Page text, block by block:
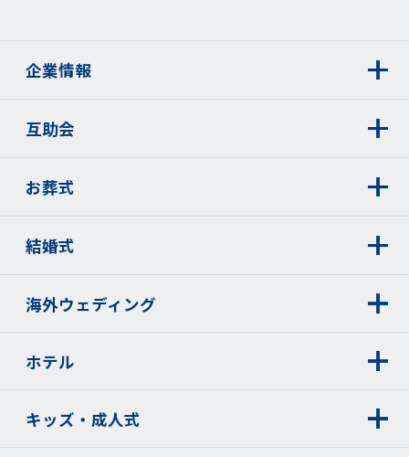
企業情報
互助会
お葬式
結婚式
海外ウェディング
ホテル
キッズ・成人式